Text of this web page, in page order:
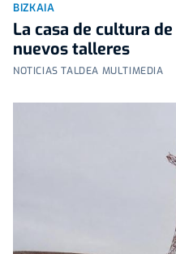
BIZKAIA
La casa de cultura
nuevos talleres
NOTICIAS TALDEA MULTIMEDIA